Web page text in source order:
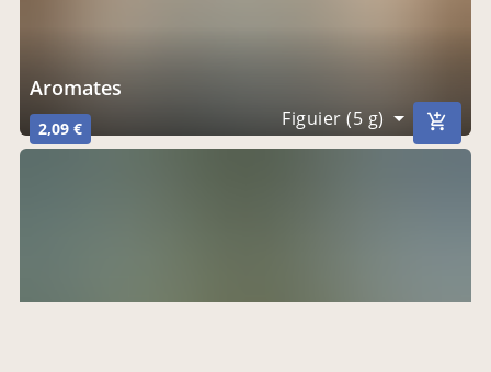
aromates
2,09 € Figuier (5 g)